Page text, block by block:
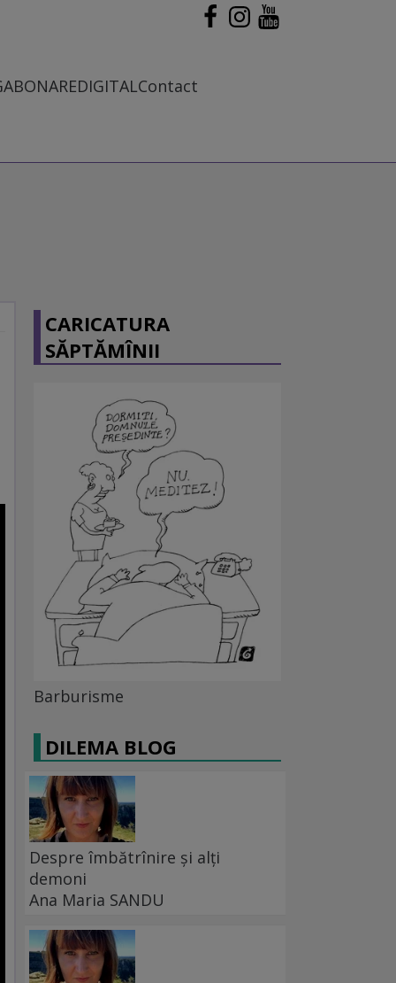
ABONAREDIGITALContact
CARICATURA
SĂPTĂMÎNII
Barburisme
DILEMA BLOG
Despre îmbătrînire și alți
demoni
Ana Maria SANDU